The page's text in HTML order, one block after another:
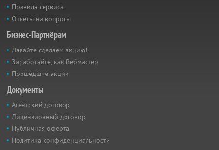
Правила сервиса
Ответы на вопросы
Бизнес-Партнёрам
Давайте сделаем акцию!
Заработайте, как Вебмастер
Прошедшие акции
Документы
Агентский договор
Лицензионный договор
Публичная оферта
Политика конфиденциальности